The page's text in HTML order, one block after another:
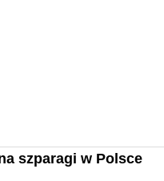
szparagi w Polsce